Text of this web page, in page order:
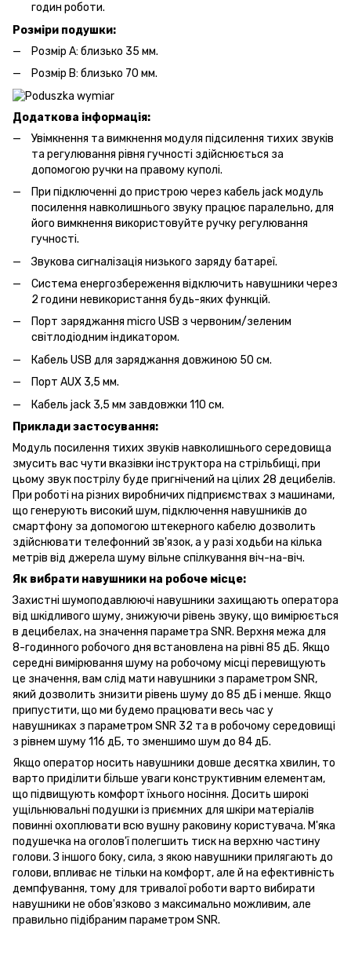
годин роботи.
Розміри подушки:
Розмір А: близько 35 мм.
Розмір B: близько 70 мм.
Додаткова інформація:
Увімкнення та вимкнення модуля підсилення тихих звуків
та регулювання рівня гучності здійснюється за
допомогою ручки на правому куполі.
При підключенні до пристрою через кабель jack модуль
посилення навколишнього звуку працює паралельно, для
його вимкнення використовуйте ручку регулювання
гучності.
Звукова сигналізація низького заряду батареї.
Система енергозбереження відключить навушники через
2 години невикористання будь-яких функцій.
Порт заряджання micro USB з червоним/зеленим
світлодіодним індикатором.
Кабель USB для заряджання довжиною 50 см.
Порт AUX 3,5 мм.
Кабель jack 3,5 мм завдовжки 110 см.
Приклади застосування:
Модуль посилення тихих звуків навколишнього середовища
змусить вас чути вказівки інструктора на стрільбищі, при
цьому звук пострілу буде пригнічений на цілих 28 децибелів.
При роботі на різних виробничих підприємствах з машинами,
що генерують високий шум, підключення навушників до
смартфону за допомогою штекерного кабелю дозволить
здійснювати телефонний зв'язок, а у разі ходьби на кілька
метрів від джерела шуму вільне спілкування віч-на-віч.
Як вибрати навушники на робоче місце:
Захистні шумоподавлюючі навушники захищають оператора
від шкідливого шуму, знижуючи рівень звуку, що вимірюється
в децибелах, на значення параметра SNR. Верхня межа для
8-годинного робочого дня встановлена на рівні 85 дБ. Якщо
середні вимірювання шуму на робочому місці перевищують
це значення, вам слід мати навушники з параметром SNR,
який дозволить знизити рівень шуму до 85 дБ і менше. Якщо
припустити, що ми будемо працювати весь час у
навушниках з параметром SNR 32 та в робочому середовищі
з рівнем шуму 116 дБ, то зменшимо шум до 84 дБ.
Якщо оператор носить навушники довше десятка хвилин, то
варто приділити більше уваги конструктивним елементам,
що підвищують комфорт їхнього носіння. Досить широкі
ущільнювальні подушки із приємних для шкіри матеріалів
повинні охоплювати всю вушну раковину користувача. М'яка
подушечка на оголов'ї полегшить тиск на верхню частину
голови. З іншого боку, сила, з якою навушники прилягають до
голови, впливає не тільки на комфорт, але й на ефективність
демпфування, тому для тривалої роботи варто вибирати
навушники не обов'язково з максимально можливим, але
правильно підібраним параметром SNR.